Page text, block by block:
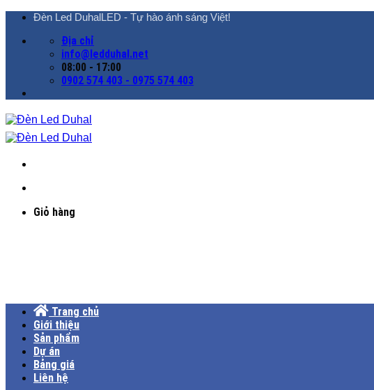
ChuyểnĐèn Led DuhalLED - Tự hào ánh sáng Việt!
Địa chỉ
info@ledduhal.net
08:00 - 17:00
0902 574 403 - 0975 574 403
Giỏ hàng
Trang chủ
Giới thiệu
Sản phẩm
Dự án
Bảng giá
Liên hệ